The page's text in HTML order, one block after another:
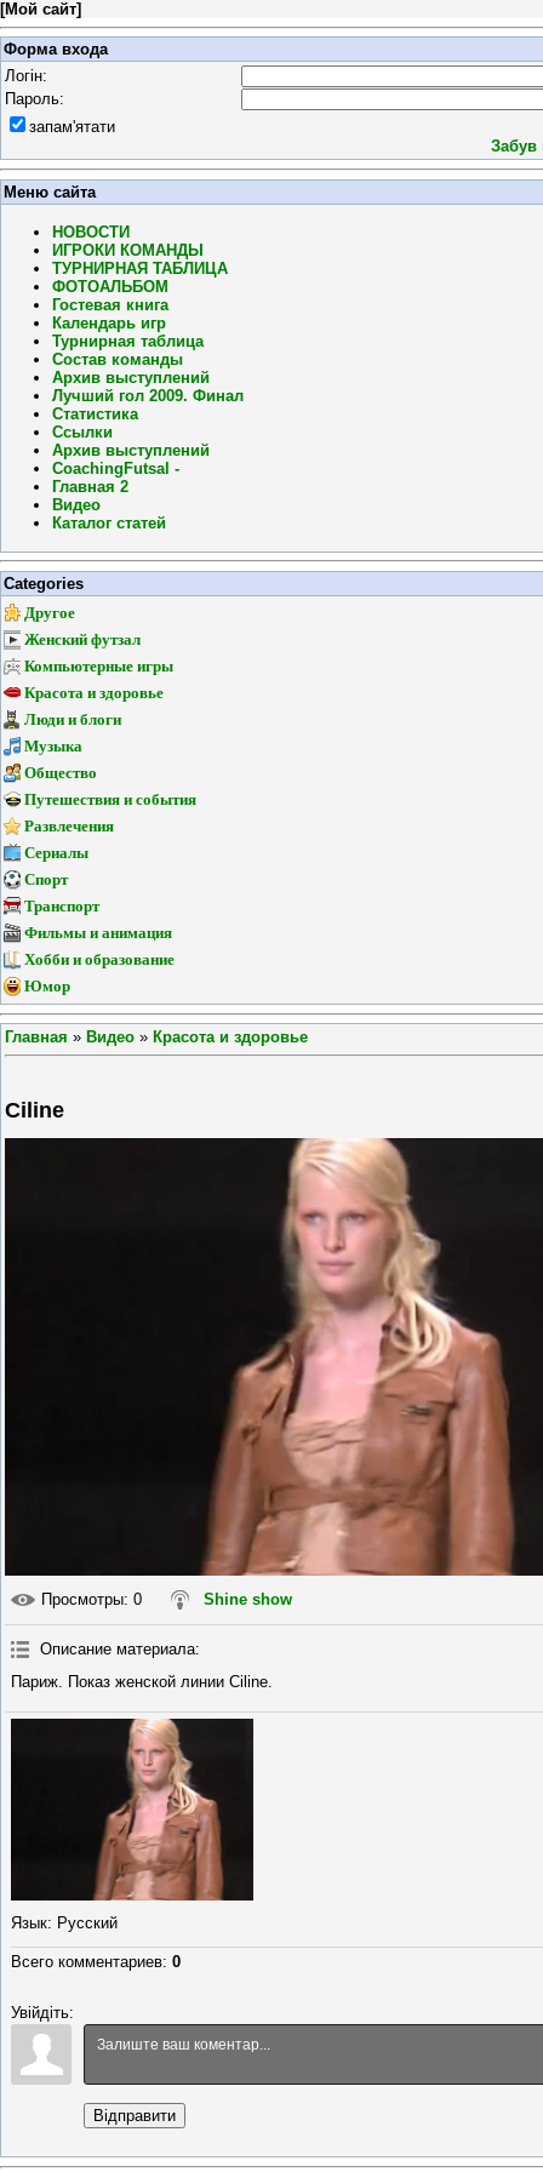
[Мой сайт]
Форма входа
Логін:
Пароль:
запам'ятати
Забув
Меню сайта
НОВОСТИ
ИГРОКИ КОМАНДЫ
ТУРНИРНАЯ ТАБЛИЦА
ФОТОАЛЬБОМ
Гостевая книга
Календарь игр
Турнирная таблица
Состав команды
Архив выступлений
Лучший гол 2009. Финал
Статистика
Ссылки
Архив выступлений
CoachingFutsal -
Главная 2
Видео
Каталог статей
Categories
Другое
Женский футзал
Компьютерные игры
Красота и здоровье
Люди и блоги
Музыка
Общество
Путешествия и события
Развлечения
Сериалы
Спорт
Транспорт
Фильмы и анимация
Хобби и образование
Юмор
Главная » Видео » Красота и здоровье
Ciline
Просмотры: 0 Shine show
Описание материала:
Париж. Показ женской линии Ciline.
Язык: Русский
Всего комментариев: 0
Увійдіть:
Відправити